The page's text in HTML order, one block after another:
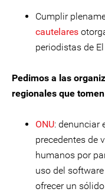
Cumplir
cautelares
periodistas de
Pedimos a las
regionales que
ONU: denunciar
precedentes de
humanos por
uso del
ofrecer un